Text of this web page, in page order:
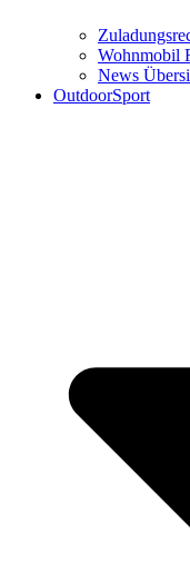
Wohnmobil
News
OutdoorSport